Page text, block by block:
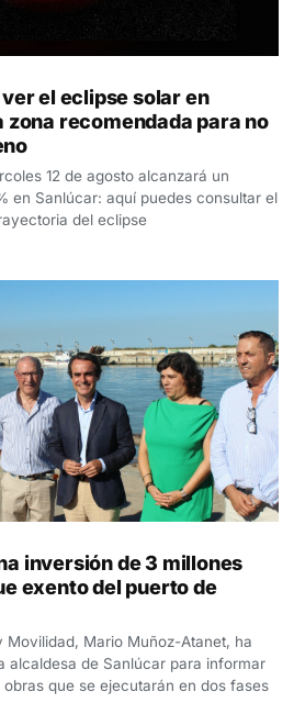
el eclipse solar en
zona recomendada para no
12 de agosto alcanzará un
en Sanlúcar: aquí puedes consultar el
del eclipse
inversión de 3 millones
exento del puerto de
Movilidad, Mario Muñoz-Atanet, ha
alcaldesa de Sanlúcar para informar
que se ejecutarán en dos fases